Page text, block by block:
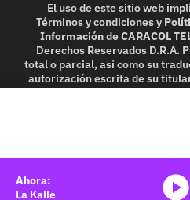
El uso de este sitio web
Términos y condicionesy
InformacióndeCARACOL
Derechos Reservados D.R.A.
total o parcial, así como su
autorización escrita de su
in part, or translation
La Kalle